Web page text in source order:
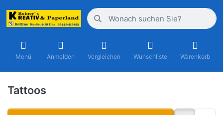
Menü Anmelden Vergleichen Wunschliste Warenkorb
Tattoos